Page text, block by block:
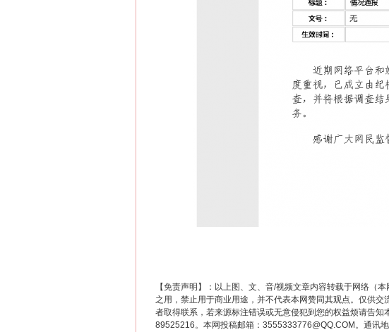
【免责声明】：以上图、文、音/视频文章内容转载于网络（
之用，禁止用于商业用途，并不代表本网赞同其观点。仅供
者取得联系，若来源标注错误或无意侵犯到您的权益烦请告
89525216。本网投稿邮箱：3555333776@QQ.COM。通讯